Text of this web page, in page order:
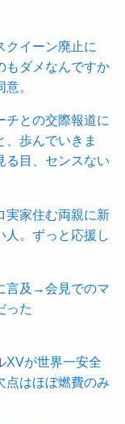
クイーン廃止に
もダメなんですか
。
チとの交際報道に
、歩んでいきま
目、センスない
実家住む両親に新
。ずっと応援し
言及→会見でのマ
った
XVが世界一安全
はほぼ燃費のみ